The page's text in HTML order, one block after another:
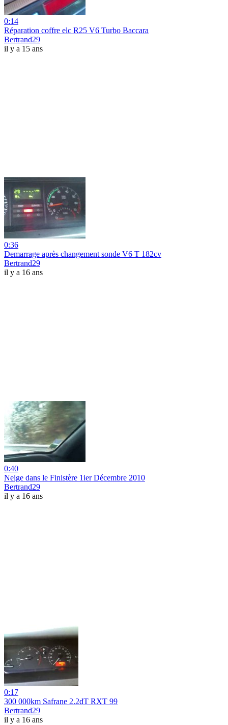
0:14
Réparation coffre elc R25 V6 Turbo Baccara
Bertrand29
il y a 15 ans
0:36
Demarrage après changement sonde V6 T 182cv
Bertrand29
il y a 16 ans
0:40
Neige dans le Finistère 1ier Décembre 2010
Bertrand29
il y a 16 ans
0:17
300 000km Safrane 2.2dT RXT 99
Bertrand29
il y a 16 ans